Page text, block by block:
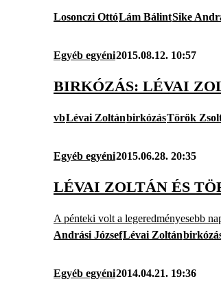
Losonczi OttóLám BálintSike
Egyéb egyéni2015.08.12. 10:57
BIRKÓZÁS: LÉVAI
vbLévai ZoltánbirkózásTörök
Egyéb egyéni2015.06.28. 20:35
LÉVAI ZOLTÁN ÉS
A pénteki volt a legeredményesebb
Andrási JózsefLévai Zoltán
Egyéb egyéni2014.04.21. 19:36